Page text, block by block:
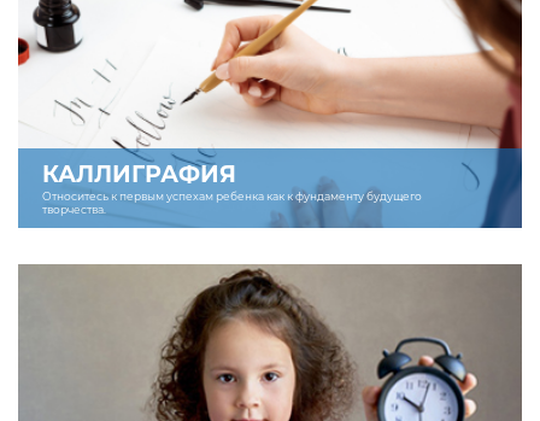
КАЛЛИГРАФИЯ
Относитесь к первым успехам ребенка как к фундаменту будущего
творчества.